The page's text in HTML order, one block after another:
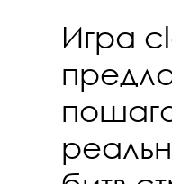
Игра